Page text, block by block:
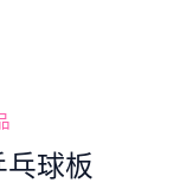
球板